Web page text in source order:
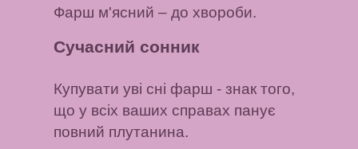
Фарш м'ясний – до хвороби.
Сучасний сонник
Купувати уві сні фарш - знак того,
що у всіх ваших справах панує
повний плутанина.